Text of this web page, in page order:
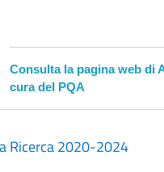
Consulta la pagina web di
cura del PQA
Ricerca 2020-2024